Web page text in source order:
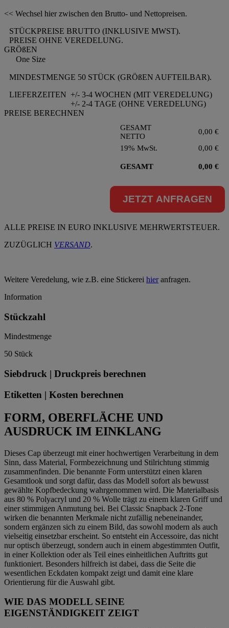
<< Wechsel hier zwischen den Brutto- und Nettopreisen.
STÜCKPREISE BRUTTO (INKLUSIVE MWST).
PREISE OHNE VEREDELUNG.
GRÖßEN
One Size
MINDESTMENGE 50 STÜCK (GRÖßEN AUFTEILBAR).
LIEFERZEITEN +/- 3-4 WOCHEN (MIT VEREDELUNG)
+/- 2-4 TAGE (OHNE VEREDELUNG)
PREISE BERECHNEN
GESAMT
NETTO
0,00 €
19% MwSt.
0,00 €
GESAMT 0,00 €
JETZT ANFRAGEN
ALLE PREISE IN EURO INKLUSIVE MEHRWERTSTEUER.
ZUZÜGLICH VERSAND.
Weitere Veredelung, wie z.B. eine Stickerei hieranfragen.
Information
Stückzahl
Mindestmenge
50 Stück
Siebdruck | Druckpreis berechnen
Etiketten | Kosten berechnen
FORM, OBERFLÄCHE UND
AUSDRUCK IM EINKLANG
Dieses Cap überzeugt mit einer hochwertigen Verarbeitung in dem
Sinn, dass Material, Formbezeichnung und Stilrichtung stimmig
zusammenfinden. Die benannte Form unterstützt einen klaren
Gesamtlook und sorgt dafür, dass das Modell sofort als bewusst
gewählte Kopfbedeckung wahrgenommen wird. Die Materialbasis
aus 80 % Polyacryl und 20 % Wolle trägt zu einem klaren Griff und
einer stimmigen Anmutung bei. Bei Classic Snapback 2-Tone
wirken die benannten Merkmale nicht zufällig nebeneinander,
sondern ergänzen sich zu einem Bild, das sowohl modern als auch
vielseitig einsetzbar erscheint. So entsteht ein Accessoire, das nicht
nur optisch überzeugt, sondern auch in einem abgestimmten Outfit,
in einer Kollektion oder als Teil eines einheitlichen Auftritts gut
funktioniert. Besonders hilfreich ist dabei, dass die Seite die
wesentlichen Eckdaten kompakt zeigt und damit eine klare
Orientierung für die Auswahl gibt.
WIE DAS MODELL SEINE
EIGENSTÄNDIGKEIT ZEIGT